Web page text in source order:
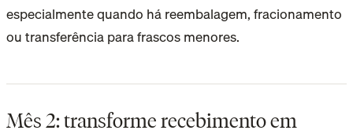
especialmente quando há reembalagem, fracionamento
ou transferência para frascos menores.
Mês 2: transforme recebimento em